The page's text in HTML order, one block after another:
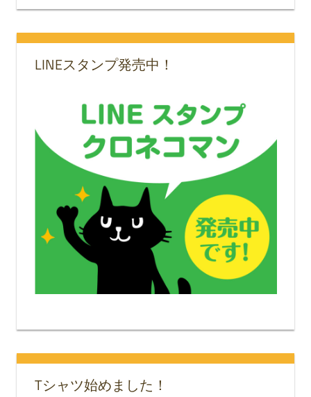
LINEスタンプ発売中！
Tシャツ始めました！